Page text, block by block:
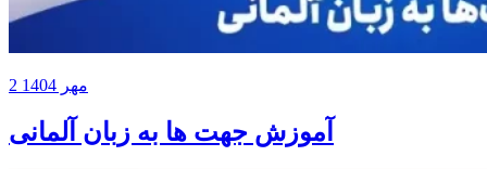
2 مهر 1404
آموزش جهت ها به زبان آلمانی